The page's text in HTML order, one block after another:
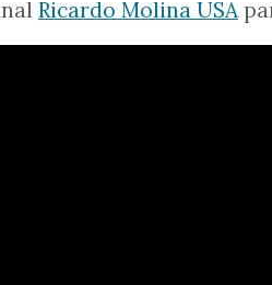
Ricardo Molina USA